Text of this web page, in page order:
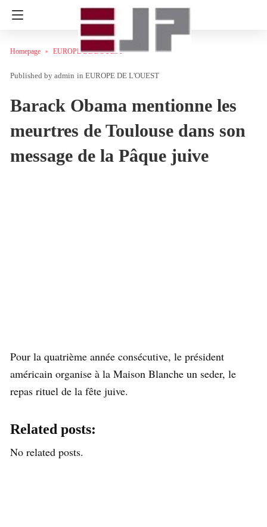
Homepage EUROPE DE L'OUEST
admin in EUROPE DE L'OUEST
Barack Obama mentionne les
meurtres de Toulouse dans son
message de la Pâque juive
Pour la quatrième année consécutive, le président
américain organise à la Maison Blanche un seder, le
repas rituel de la fête juive.
Related posts:
No related posts.